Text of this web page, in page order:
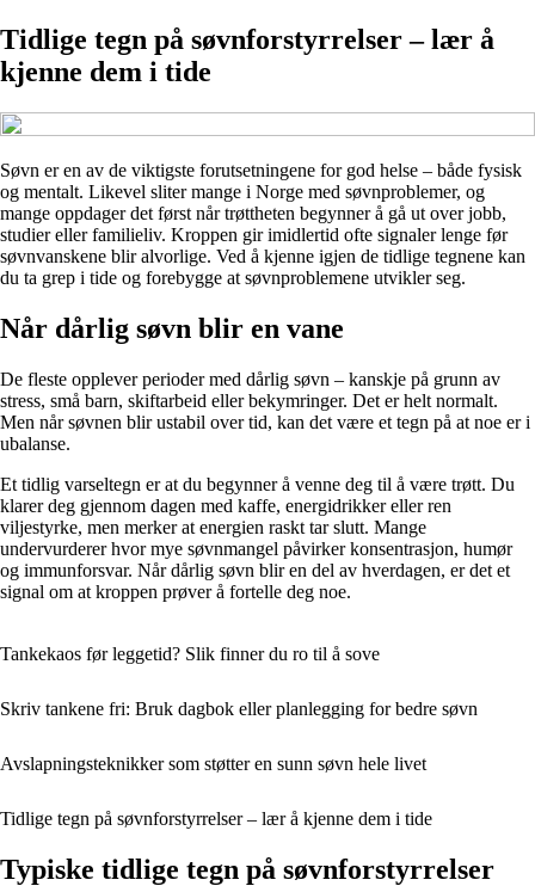
Tidlige tegn på søvnforstyrrelser – lær å
kjenne dem i tide
Søvn er en av de viktigste forutsetningene for god helse – både fysisk
og mentalt. Likevel sliter mange i Norge med søvnproblemer, og
mange oppdager det først når trøttheten begynner å gå ut over jobb,
studier eller familieliv. Kroppen gir imidlertid ofte signaler lenge før
søvnvanskene blir alvorlige. Ved å kjenne igjen de tidlige tegnene kan
du ta grep i tide og forebygge at søvnproblemene utvikler seg.
Når dårlig søvn blir en vane
De fleste opplever perioder med dårlig søvn – kanskje på grunn av
stress, små barn, skiftarbeid eller bekymringer. Det er helt normalt.
Men når søvnen blir ustabil over tid, kan det være et tegn på at noe er i
ubalanse.
Et tidlig varseltegn er at du begynner å venne deg til å være trøtt. Du
klarer deg gjennom dagen med kaffe, energidrikker eller ren
viljestyrke, men merker at energien raskt tar slutt. Mange
undervurderer hvor mye søvnmangel påvirker konsentrasjon, humør
og immunforsvar. Når dårlig søvn blir en del av hverdagen, er det et
signal om at kroppen prøver å fortelle deg noe.
Tankekaos før leggetid? Slik finner du ro til å sove
Skriv tankene fri: Bruk dagbok eller planlegging for bedre søvn
Avslapningsteknikker som støtter en sunn søvn hele livet
Tidlige tegn på søvnforstyrrelser – lær å kjenne dem i tide
Typiske tidlige tegn på søvnforstyrrelser